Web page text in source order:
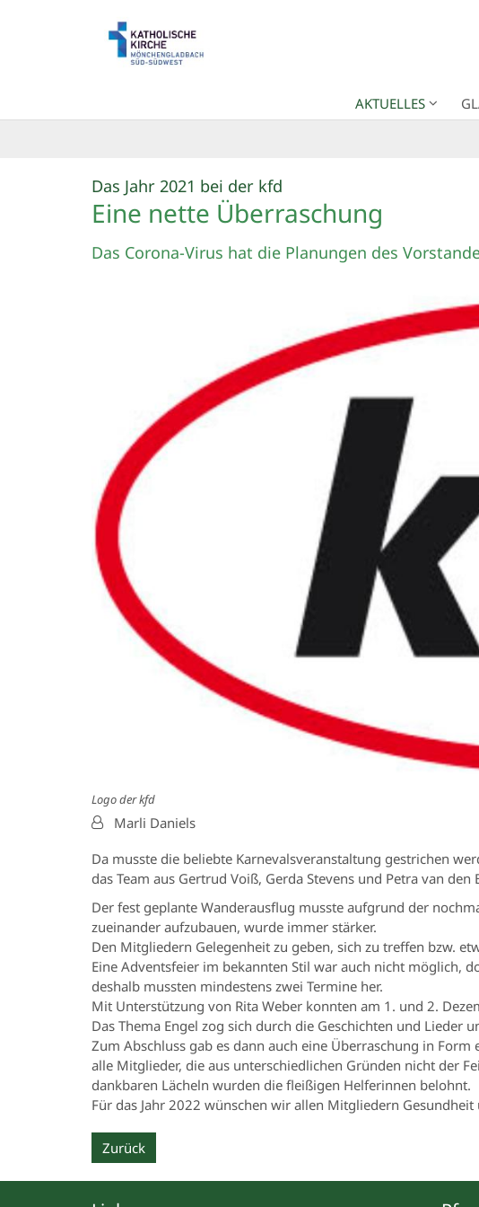
AKTUELLES
Das Jahr 2021 bei der kfd
Eine nette Überraschung
Das Corona-Virus hat die Planungen des
Logo der kfd
Von:Marli Daniels
Da musste die beliebte Karnevalsveranstaltung gestrichen
das Team aus Gertrud Voiß, Gerda Stevens und Petra van
Der fest geplante Wanderausflug musste aufgrund der
zueinander aufzubauen, wurde immer stärker.
Den Mitgliedern Gelegenheit zu geben, sich zu treffen bzw.
Eine Adventsfeier im bekannten Stil war auch nicht möglich,
deshalb mussten mindestens zwei Termine her.
Mit Unterstützung von Rita Weber konnten am 1. und 2.
Das Thema Engel zog sich durch die Geschichten und Lieder
Zum Abschluss gab es dann auch eine Überraschung in
alle Mitglieder, die aus unterschiedlichen Gründen nicht der
dankbaren Lächeln wurden die fleißigen Helferinnen belohnt.
Für das Jahr 2022 wünschen wir allen Mitgliedern
Zurück